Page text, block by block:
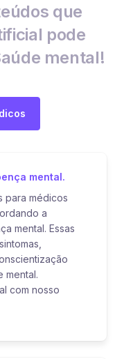
que
pode
mental!
mental.
para médicos
a
mental. Essas
mental.
com nosso